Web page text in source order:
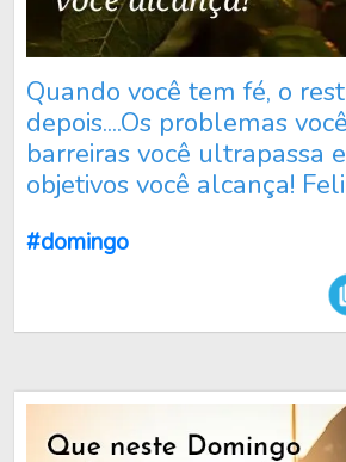
Quando você tem fé, o
depois....Os problemas
barreiras você ultrapassa
objetivos você alcança!
#domingo